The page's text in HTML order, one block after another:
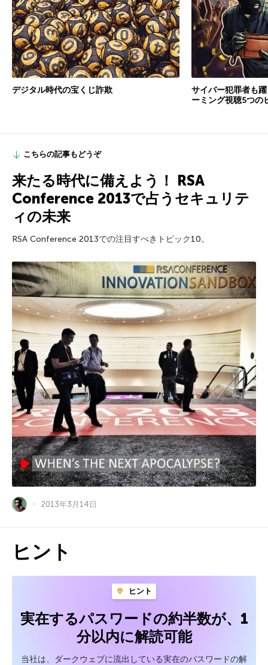
デジタル時代の宝くじ詐欺
サイバー犯罪者も
ーミング視聴5つの
こちらの記事もどうぞ
来たる時代に備えよう！ RSA
Conference 2013で占うセキュリテ
ィの未来
RSA Conference 2013での注目すべきトピック10。
2013年3月14日
ヒント
ヒント
実在するパスワードの約半数が、1
分以内に解読可能
当社は、ダークウェブに流出している実在のパスワードの解